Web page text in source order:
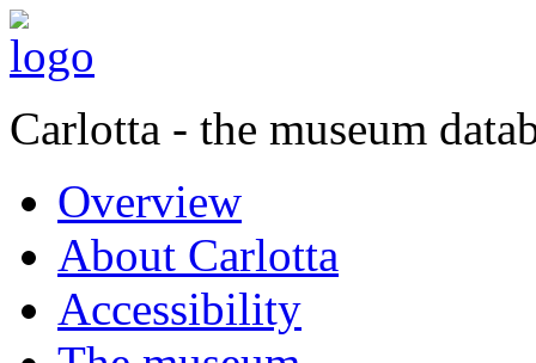
Carlotta - the museum
Overview
About Carlotta
Accessibility